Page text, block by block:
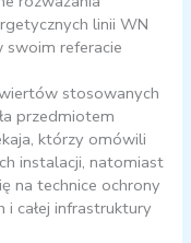
linii WN
swoim referacie
stosowanych
przedmiotem
którzy omówili
instalacji, natomiast
na technice ochrony
całej infrastruktury